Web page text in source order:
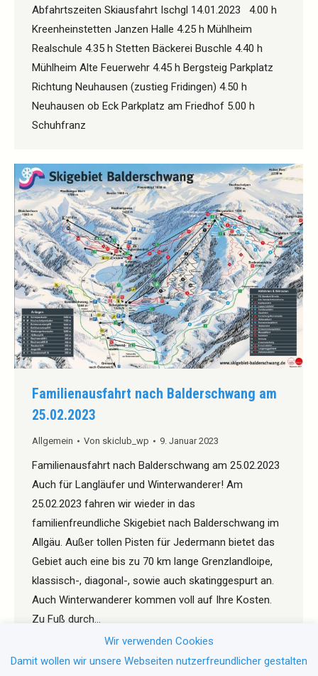
Abfahrtszeiten Skiausfahrt Ischgl 14.01.2023 4.00 h
Kreenheinstetten Janzen Halle 4.25 h Mühlheim
Realschule 4.35 h Stetten Bäckerei Buschle 4.40 h
Mühlheim Alte Feuerwehr 4.45 h Bergsteig Parkplatz
Richtung Neuhausen (zustieg Fridingen) 4.50 h
Neuhausen ob Eck Parkplatz am Friedhof 5.00 h
Schuhfranz
Familienausfahrt nach Balderschwang am
25.02.2023
Allgemein Von skiclub_wp 9. Januar 2023
Familienausfahrt nach Balderschwang am 25.02.2023
Auch für Langläufer und Winterwanderer! Am
25.02.2023 fahren wir wieder in das
familienfreundliche Skigebiet nach Balderschwang im
Allgäu. Außer tollen Pisten für Jedermann bietet das
Gebiet auch eine bis zu 70 km lange Grenzlandloipe,
klassisch-, diagonal-, sowie auch skatinggespurt an.
Auch Winterwanderer kommen voll auf Ihre Kosten.
Zu Fuß durch…
Wir verwenden Cookies
Damit wollen wir unsere Webseiten nutzerfreundlicher gestalten